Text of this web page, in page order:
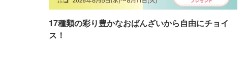
17種類の彩り豊かなおばんざいから自由にチョイ
ス！